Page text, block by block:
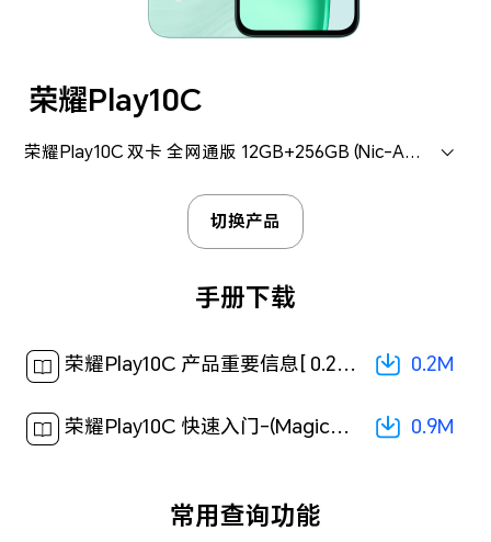
荣耀Play10C
荣耀Play10C 双卡 全网通版 12GB+256GB (Nic-AN00)
切换产品
手册下载
荣耀Play10C 产品重要信息[ 0.2M ] 0.2M
荣耀Play10C 快速入门-(MagicOS 9.0_01,zh-cn)[ 0.9M ] 0.9M
常用查询功能